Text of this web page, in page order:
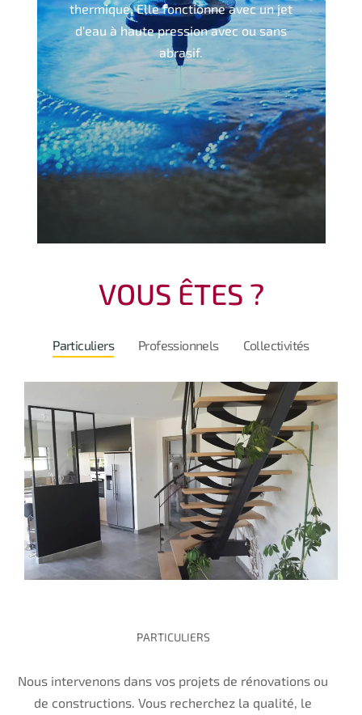
thermique. Elle fonctionne avec un jet
d'eau à haute pression avec ou sans
abrasif.
VOUS ÊTES ?
Particuliers Professionnels Collectivités
PARTICULIERS
Nous intervenons dans vos projets de rénovations ou
de constructions. Vous recherchez la qualité, le